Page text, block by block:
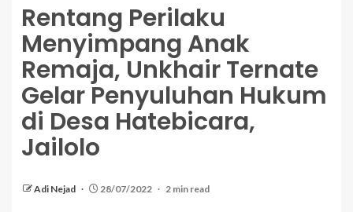
Rentang Perilaku
Menyimpang Anak
Remaja, Unkhair Ternate
Gelar Penyuluhan Hukum
di Desa Hatebicara,
Jailolo
Adi Nejad 28/07/2022 2 min read